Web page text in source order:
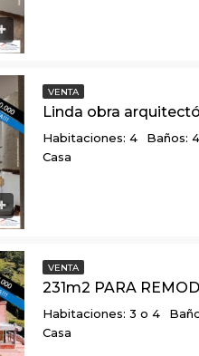
VENTA
Habitaciones: 4 Baños:
Casa
VENTA
Habitaciones: 3 o 4
Casa